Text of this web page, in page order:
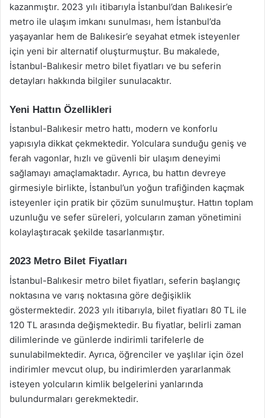
kazanmıştır. 2023 yılı itibarıyla İstanbul’dan Balıkesir’e
metro ile ulaşım imkanı sunulması, hem İstanbul’da
yaşayanlar hem de Balıkesir’e seyahat etmek isteyenler
için yeni bir alternatif oluşturmuştur. Bu makalede,
İstanbul-Balıkesir metro bilet fiyatları ve bu seferin
detayları hakkında bilgiler sunulacaktır.
Yeni Hattın Özellikleri
İstanbul-Balıkesir metro hattı, modern ve konforlu
yapısıyla dikkat çekmektedir. Yolculara sunduğu geniş ve
ferah vagonlar, hızlı ve güvenli bir ulaşım deneyimi
sağlamayı amaçlamaktadır. Ayrıca, bu hattın devreye
girmesiyle birlikte, İstanbul’un yoğun trafiğinden kaçmak
isteyenler için pratik bir çözüm sunulmuştur. Hattın toplam
uzunluğu ve sefer süreleri, yolcuların zaman yönetimini
kolaylaştıracak şekilde tasarlanmıştır.
2023 Metro Bilet Fiyatları
İstanbul-Balıkesir metro bilet fiyatları, seferin başlangıç
noktasına ve varış noktasına göre değişiklik
göstermektedir. 2023 yılı itibarıyla, bilet fiyatları 80 TL ile
120 TL arasında değişmektedir. Bu fiyatlar, belirli zaman
dilimlerinde ve günlerde indirimli tarifelerle de
sunulabilmektedir. Ayrıca, öğrenciler ve yaşlılar için özel
indirimler mevcut olup, bu indirimlerden yararlanmak
isteyen yolcuların kimlik belgelerini yanlarında
bulundurmaları gerekmektedir.